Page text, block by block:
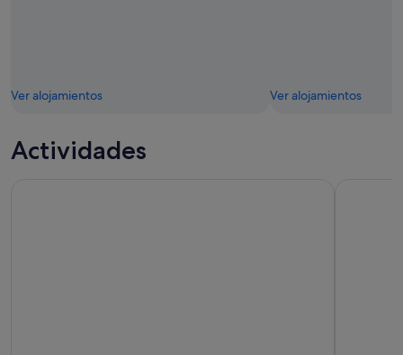
Ver alojamientos Ver alojamientos
Actividades